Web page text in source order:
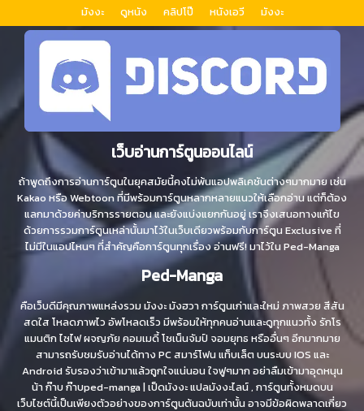
มังงะ ดูหนัง คลิปโป๊ หนังเอวี มังงะ
เว็บอ่านการ์ตูนออนไลน์
ถ้าพูดถึงการอ่านการ์ตูนในยุคสมัยนี้คงไม่พ้นแอปพลิเคชันต่างๆมากมาย เช่น
Kakao หรือ Webtoon ที่มีพร้อมการ์ตูนหลากหลายแนวให้เลือกอ่าน แต่ก็ต้อง
แลกมาด้วยค่าบริการรายตอน และยังแบ่งแยกกันอยู่ เราจึงเสนอทางแก้ไข
ด้วยการรวมการ์ตูนเหล่านั้นมาไว้ในเว็บเดียวพร้อมกับการ์ตูน Exclusive ที่
ไม่มีในแอปไหนๆ ที่สำคัญคือการ์ตูนทุกเรื่อง อ่านฟรี! มาไว้ใน Ped-Manga
Ped-Manga
คือเว็บดีมีคุณภาพแหล่งรวม มังงะ มังฮวา การ์ตูนเก่าและใหม่ ภาพสวย สีสัน
สดใส โหลดภาพไว อัพโหลดเร็ว มีพร้อมให้ทุกคนอ่านและดูทุกแนวทั้ง รักโร
แมนติก ไซไฟ ผจญภัย คอมเมดี้ โชเน็นจัมป์ จอมยุทธ หรืออื่นๆ อีกมากมาย
สามารถรับชมรับอ่านได้ทาง PC สมาร์โฟน แท็บเล็ต บนระบบ IOS และ
Android รับรองว่าเข้ามาแล้วถูกใจแน่นอน ใจฟูๆมาก อย่าลืมเข้ามาอุดหนุน
น้า ก๊าบ ก๊าบped-manga | เป็ดมังงะ แปลมังงะไลน์ , การ์ตูนทั้งหมดบน
เว็บไซต์นี้เป็นเพียงตัวอย่างของการ์ตูนต้นฉบับเท่านั้น อาจมีข้อผิดพลาดเกี่ยว